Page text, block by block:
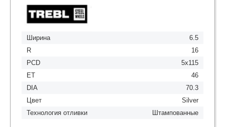
Ширина
6.5
R
16
PCD
5x115
ET
46
DIA
70.3
Цвет
Silver
Технология отливки
Штампованные